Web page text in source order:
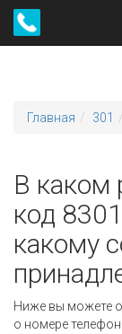
Главная 301
В каком
код
какому
Ниже вы можете
о номере